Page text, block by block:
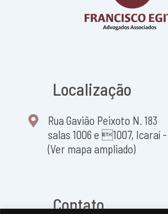
Localização
Rua Gavião Peixoto N. 183
salas 1006 e 1007, Icaraí
(Ver mapa ampliado)
Contato